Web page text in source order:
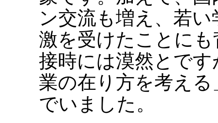
ン交流も増え、若
激を受けたことに
接時には漠然とで
業の在り方を考え
でいました。